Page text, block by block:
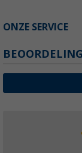
ONZE SERVICE